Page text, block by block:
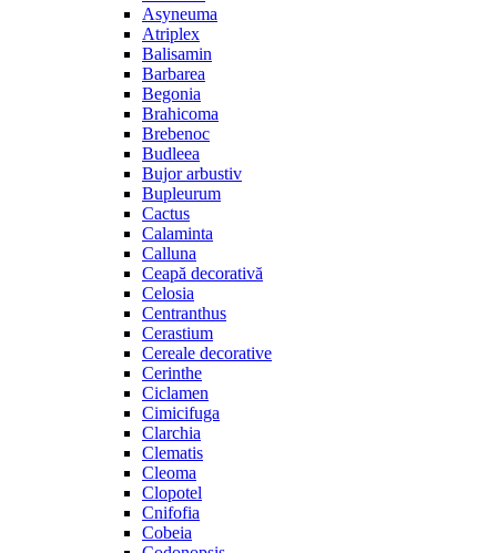
Asyneuma
Atriplex
Balisamin
Barbarea
Begonia
Brahicoma
Brebenoc
Budleea
Bujor arbustiv
Bupleurum
Cactus
Calaminta
Calluna
Ceapă decorativă
Celosia
Centranthus
Cerastium
Cereale decorative
Cerinthe
Ciclamen
Cimicifuga
Clarchia
Clematis
Cleoma
Clopotel
Cnifofia
Cobeia